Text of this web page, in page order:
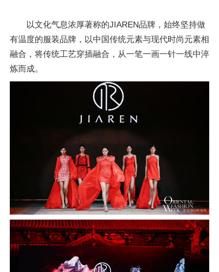
以文化气息浓厚著称的JIAREN品牌，始终坚持做
有温度的服装品牌，以中国传统元素与现代时尚元素相
融合，将传统工艺穿插融合，从一笔一画一针一线中淬
炼而成。